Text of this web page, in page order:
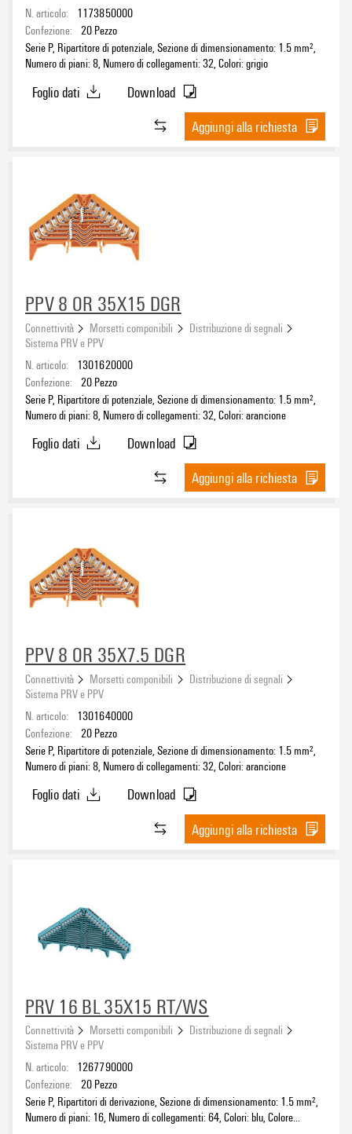
N. articolo:
1173850000
Confezione: 20 Pezzo
Serie P, Ripartitore di potenziale, Sezione di dimensionamento: 1.5 mm²,
Numero di piani: 8, Numero di collegamenti: 32, Colori: grigio
Foglio dati
Download
Aggiungi alla richiesta
PPV 8 OR 35X15 DGR
Connettività Morsetti componibili
Distribuzione di segnali
Sistema PRV e PPV
N. articolo:
1301620000
Confezione: 20 Pezzo
Serie P, Ripartitore di potenziale, Sezione di dimensionamento: 1.5 mm²,
Numero di piani: 8, Numero di collegamenti: 32, Colori: arancione
Foglio dati
Download
Aggiungi alla richiesta
PPV 8 OR 35X7.5 DGR
Connettività Morsetti componibili
Distribuzione di segnali
Sistema PRV e PPV
N. articolo:
1301640000
Confezione: 20 Pezzo
Serie P, Ripartitore di potenziale, Sezione di dimensionamento: 1.5 mm²,
Numero di piani: 8, Numero di collegamenti: 32, Colori: arancione
Foglio dati
Download
Aggiungi alla richiesta
PRV 16 BL 35X15 RT/WS
Connettività Morsetti componibili
Distribuzione di segnali
Sistema PRV e PPV
N. articolo:
1267790000
Confezione: 20 Pezzo
Serie P, Ripartitori di derivazione, Sezione di dimensionamento: 1.5 mm²,
Numero di piani: 16, Numero di collegamenti: 64, Colori: blu, Colore